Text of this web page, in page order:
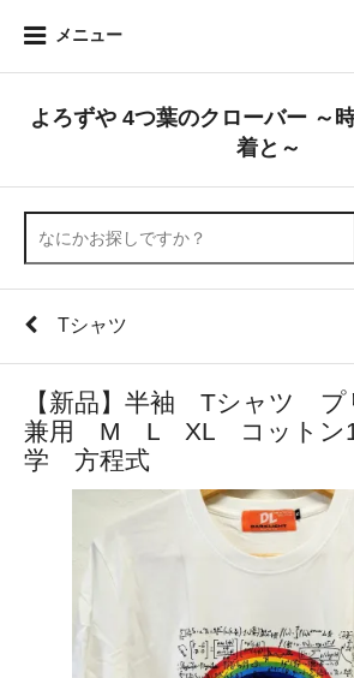
メニュー
よろずや 4つ葉のクローバー ～
着と～
Tシャツ
【新品】半袖 Tシャツ
兼用 M L XL コットン
学 方程式